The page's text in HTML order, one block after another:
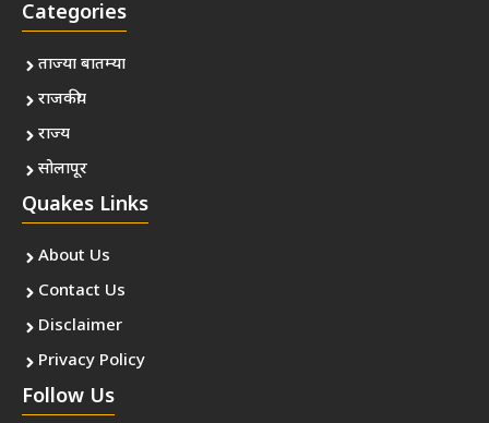
Categories
ताज्या बातम्या
राजकीय
राज्य
सोलापूर
Quakes Links
About Us
Contact Us
Disclaimer
Privacy Policy
Follow Us